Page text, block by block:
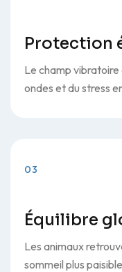
Protection
Le champ
ondes et du stress
03
Équilibre
Les animaux
sommeil plus